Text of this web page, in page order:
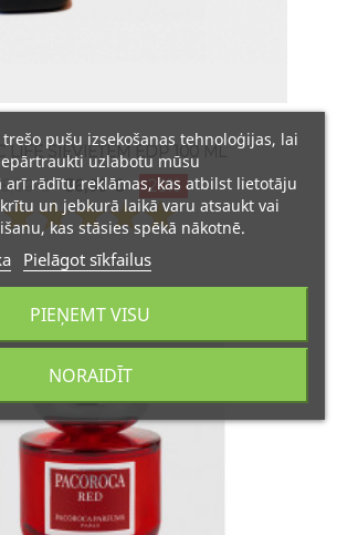
LIFE SIEVIETĒM EDP 100 ML
€
36,00 € 20%
pušu izsekošanas tehnoloģijas, lai
uzlabotu mūsu
arī rādītu reklāmas, kas atbilst lietotāju
un jebkurā laikā varu atsaukt vai
kas stāsies spēkā nākotnē.
Pielāgot sīkfailus
NORAIDĪT
PIEŅEMT VISU